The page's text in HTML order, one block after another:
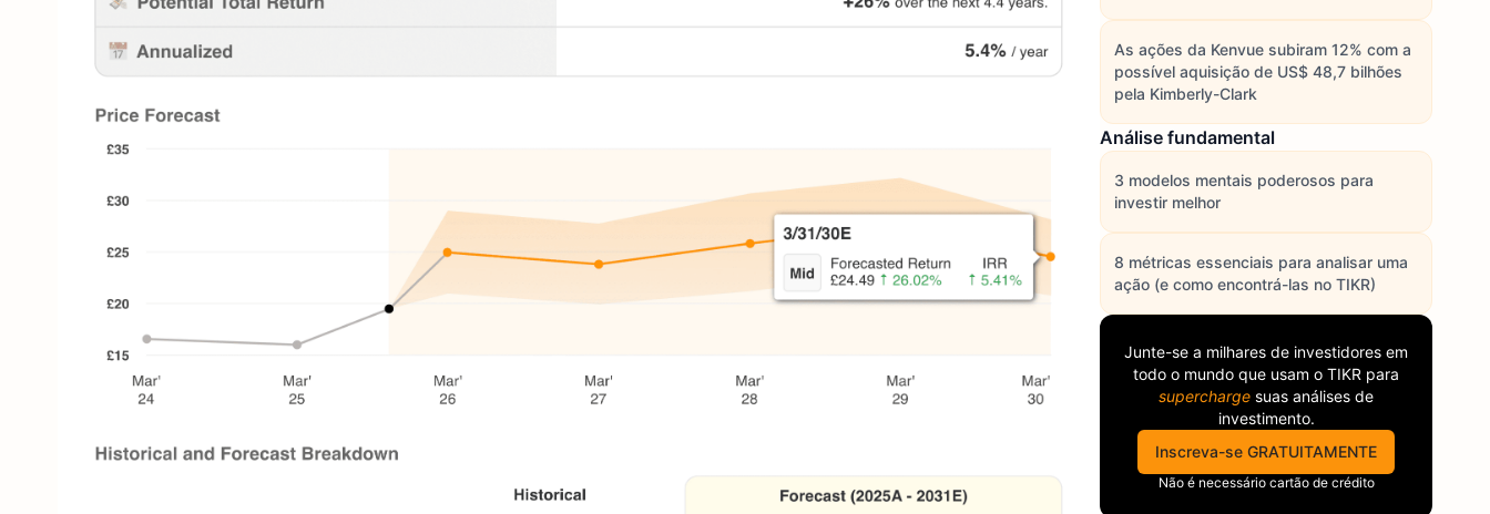
As ações da Kenvue subiram 12% com a
possível aquisição de US$ 48,7 bilhões
pela Kimberly-Clark
Análise fundamental
3 modelos mentais poderosos para
investir melhor
8 métricas essenciais para analisar uma
ação (e como encontrá-las no TIKR)
Junte-se a milhares de investidores em
todo o mundo que usam o TIKR para
supercharge suas análises de
investimento.
Inscreva-se GRATUITAMENTE
Não é necessário cartão de crédito